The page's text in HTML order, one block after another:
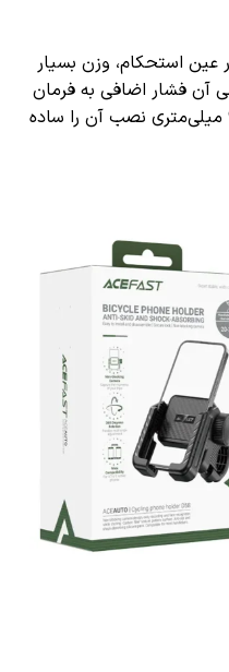
استحکام، وزن بسیار
باشد. وزن 160 گرمی آن فشار اضافی به فرمان
وارد نمی‌کند و ابعاد 131×89×95 میلی‌متری نصب آن را ساده